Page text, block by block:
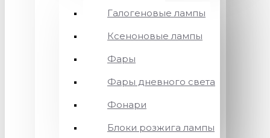
Галогеновые лампы
Ксеноновые лампы
Фары
Фары дневного света
Фонари
Блоки розжига лампы